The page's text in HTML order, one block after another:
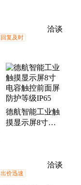
洽谈
回复及时
德航智能工业触
摸显示屏8寸电
洽谈
出价迅速